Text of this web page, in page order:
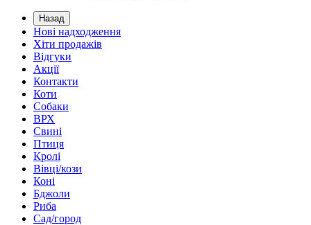
Назад
Нові надходження
Хіти продажів
Відгуки
Акції
Контакти
Коти
Собаки
ВРХ
Свині
Птиця
Кролі
Вівці/кози
Коні
Бджоли
Риба
Сад/город